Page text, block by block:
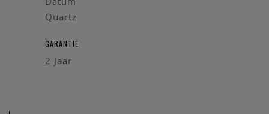
Quartz
GARANTIE
2 Jaar